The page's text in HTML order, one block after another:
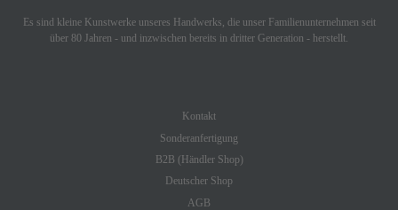
Es sind kleine Kunstwerke unseres Handwerks, die unser Familienunternehmen seit
über 80 Jahren - und inzwischen bereits in dritter Generation - herstellt.
Kontakt
Sonderanfertigung
B2B (Händler Shop)
Deutscher Shop
AGB